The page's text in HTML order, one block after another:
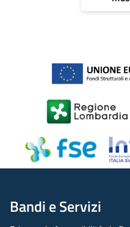
Bandi e Servizi